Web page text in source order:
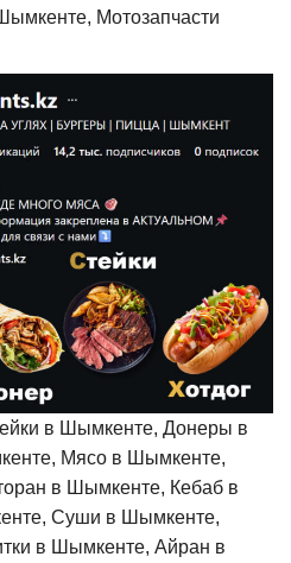
Мотозапчасти
в Шымкенте, Донеры в
Мясо в Шымкенте,
в Шымкенте, Кебаб в
Суши в Шымкенте,
в Шымкенте, Айран в